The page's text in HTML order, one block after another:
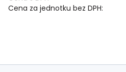
Cena za jednotku bez DPH: